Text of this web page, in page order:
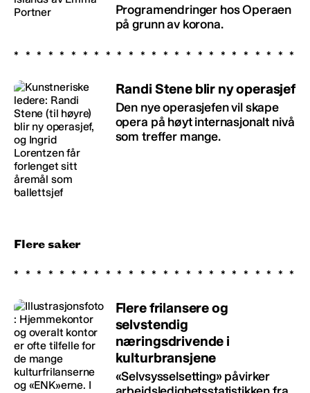
Programendringer hos Operaen
på grunn av korona.
Randi Stene blir ny operasjef
Den nye operasjefen vil skape
opera på høyt internasjonalt nivå
som treffer mange.
Flere saker
Flere frilansere og
selvstendig
næringsdrivende i
kulturbransjene
«Selvsysselsetting» påvirker